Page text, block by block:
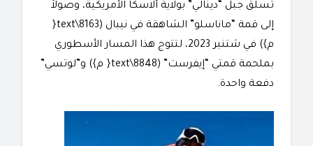
تسلق جبل “دينالي” بولاية ألاسكا الأمريكية، وصولاً
إلى قمة “ماناسلو” الشاهقة في نيبال (8163\text{
م}) في شتنبر 2023، لتتوج هذا المسار الأسطوري
بملحمة قمتي “إيفرست” (8848\text{ م}) و”لوتسي”
دفعة واحدة.